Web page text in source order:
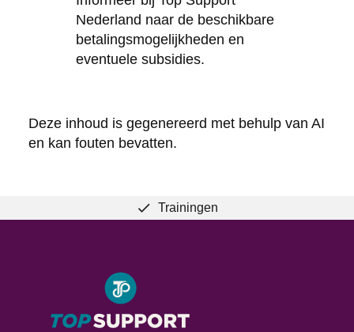
Nederland naar de beschikbare
betalingsmogelijkheden en
eventuele subsidies.
Deze inhoud is gegenereerd met behulp van AI
en kan fouten bevatten.
Trainingen